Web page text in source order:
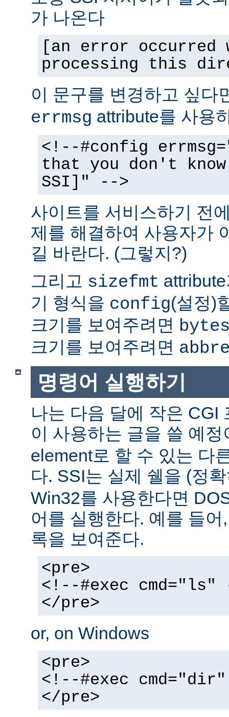
가 나온다
[an error occurred
processing this
이 문구를 변경하고 싶다
errmsg attribute를 사용
<!--#config
that you don't
SSI]" -->
사이트를 서비스하기 전
제를 해결하여 사용자가
길 바란다. (그렇지?)
그리고 sizefmt
기 형식을 config(설정)
크기를 보여주려면
크기를 보여주려면
명령어 실행하기
나는 다음 달에 작은 CGI
이 사용하는 글을 쓸 예
element로 할 수 있는 다
다. SSI는 실제 쉘을 (정
Win32를 사용한다면
어를 실행한다. 예를 들
록을 보여준다.
<pre>
<!--#exec cmd="ls"
</pre>
or, on Windows
<pre>
<!--#exec
</pre>